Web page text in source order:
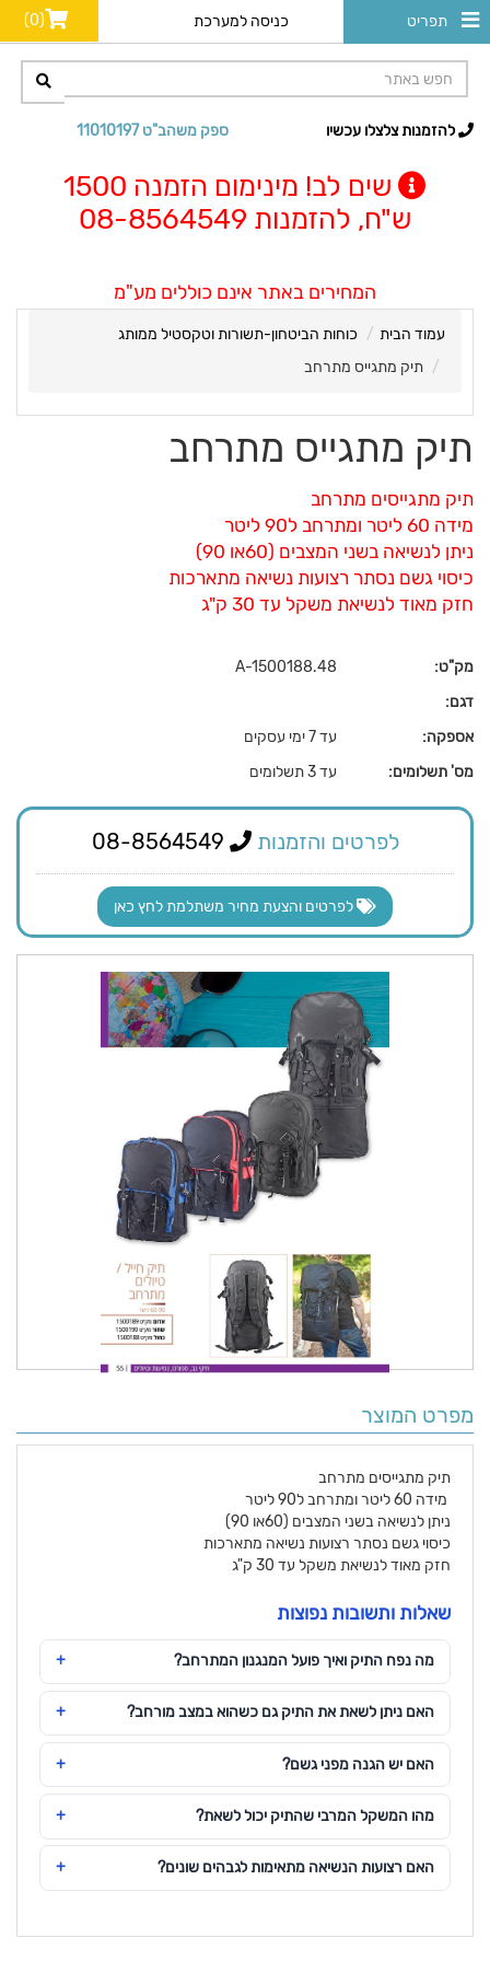
תפריט כניסה למערכת (0)
ספק משהב"ט 11010197 להזמנות צלצלו עכשיו
שים לב! מינימום הזמנה 1500
ש"ח, להזמנות 08-8564549
המחירים באתר אינם כוללים מע"מ
עמוד הבית
כוחות הביטחון-תשורות וטקסטיל ממותג
תיק מתגייס מתרחב
תיק מתגייס מתרחב
תיק מתגייסים מתרחב
מידה 60 ליטר ומתרחב ל90 ליטר
ניתן לנשיאה בשני המצבים (60או 90)
כיסוי גשם נסתר רצועות נשיאה מתארכות
חזק מאוד לנשיאת משקל עד 30 ק"ג
מק"ט:
A-1500188.48
דגם:
אספקה:
עד 7 ימי עסקים
מס' תשלומים:
עד 3 תשלומים
לפרטים והזמנות
לפרטים והצעת מחיר משתלמת לחץ כאן
מפרט המוצר
תיק מתגייסים מתרחב
מידה 60 ליטר ומתרחב ל90 ליטר
ניתן לנשיאה בשני המצבים (60או 90)
כיסוי גשם נסתר רצועות נשיאה מתארכות
חזק מאוד לנשיאת משקל עד 30 ק"ג
שאלות ותשובות נפוצות
מה נפח התיק ואיך פועל המנגנון המתרחב?
האם ניתן לשאת את התיק גם כשהוא במצב מורחב?
האם יש הגנה מפני גשם?
מהו המשקל המרבי שהתיק יכול לשאת?
האם רצועות הנשיאה מתאימות לגבהים שונים?